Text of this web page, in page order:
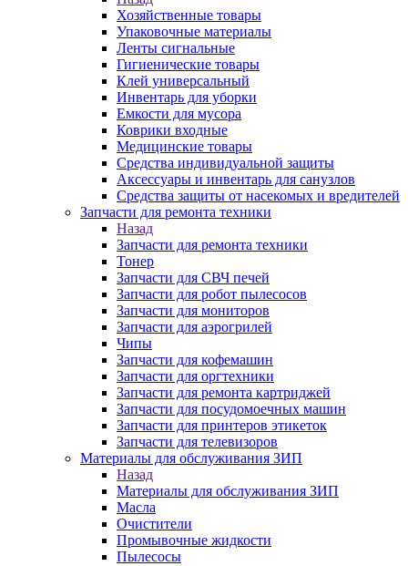
Хозяйственные товары
Упаковочные материалы
Ленты сигнальные
Гигиенические товары
Клей универсальный
Инвентарь для уборки
Емкости для мусора
Коврики входные
Медицинские товары
Средства индивидуальной защиты
Аксессуары и инвентарь для санузлов
Средства защиты от насекомых и вредителей
Запчасти для ремонта техники
Назад
Запчасти для ремонта техники
Тонер
Запчасти для СВЧ печей
Запчасти для робот пылесосов
Запчасти для мониторов
Запчасти для аэрогрилей
Чипы
Запчасти для кофемашин
Запчасти для оргтехники
Запчасти для ремонта картриджей
Запчасти для посудомоечных машин
Запчасти для принтеров этикеток
Запчасти для телевизоров
Материалы для обслуживания ЗИП
Назад
Материалы для обслуживания ЗИП
Масла
Очистители
Промывочные жидкости
Пылесосы